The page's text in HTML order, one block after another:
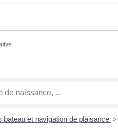
bateau et navigation de plaisance >